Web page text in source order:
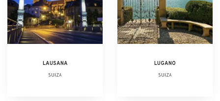
LAUSANA
SUIZA
LUGANO
SUIZA